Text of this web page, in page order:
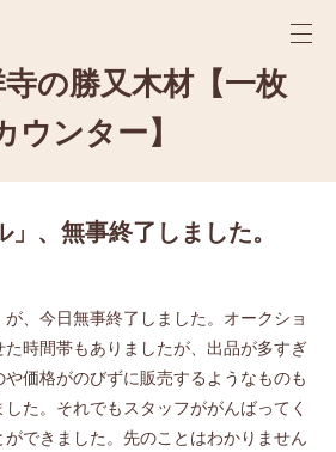
の勝又木材【一枚
ウンター】
」、無事終了しました。
、今日無事終了しました。オークショ
時間帯もありましたが、出品が多すぎ
価格がのびずに販売するようなものも
た。それでもスタッフががんばってく
できました。先のことはわかりません